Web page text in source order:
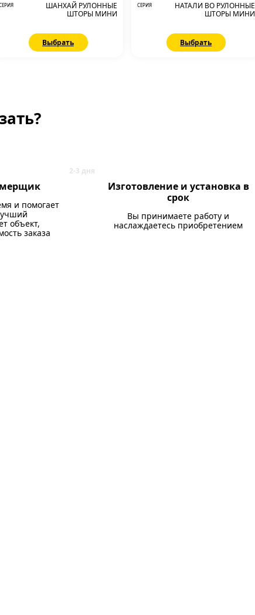
ШАНХАЙ РУЛОННЫЕ
ШТОРЫ МИНИ
Выбрать
СЕРИЯ
НАТАЛИ BO РУЛОННЫЕ
ШТОРЫ МИНИ
Выбрать
и помогает
объект,
заказа
Изготовление и установка в
срок
Вы принимаете работу и
наслаждаетесь приобретением